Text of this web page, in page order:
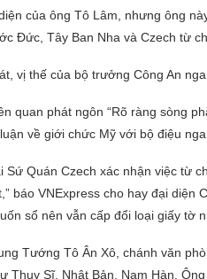
của ông Tô Lâm, nhưng ông
Đức, Tây Ban Nha và Czech từ
vị thế của bộ trưởng Công An
quan phát ngôn “Rõ ràng sòng
về giới chức Mỹ với bộ điệu
Quán Czech xác nhận việc từ
báo VNExpress cho hay đại diện
sổ nên vẫn cấp đổi loại giấy tờ
Tướng Tô Ân Xô, chánh văn
Thụy Sĩ, Nhật Bản, Nam Hàn.